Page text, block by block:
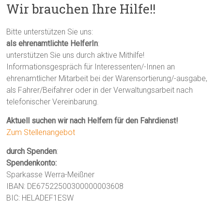
Wir brauchen Ihre Hilfe!!
Bitte unterstützen Sie uns:
als ehrenamtlichte HelferIn:
unterstützen Sie uns durch aktive Mithilfe!
Informationsgespräch für Interessenten/-Innen an
ehrenamtlicher Mitarbeit bei der Warensortierung/-ausgabe,
als Fahrer/Beifahrer oder in der Verwaltungsarbeit nach
telefonischer Vereinbarung.
Aktuell suchen wir nach Helfern für den Fahrdienst!
Zum Stellenangebot
durch Spenden:
Spendenkonto:
Sparkasse Werra-Meißner
IBAN: DE67522500300000003608
BIC: HELADEF1ESW